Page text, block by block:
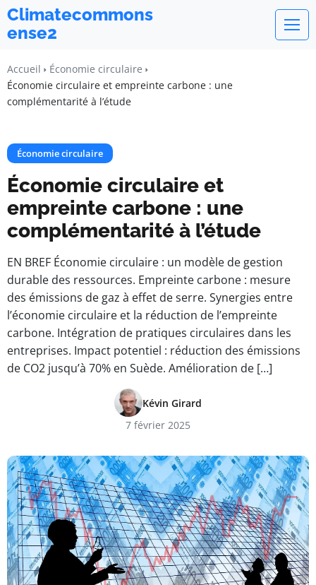
Climatecommons
ense2
Accueil
Économie circulaire
Économie circulaire et empreinte carbone : une
complémentarité à l’étude
Économie circulaire
Économie circulaire et
empreinte carbone : une
complémentarité à l’étude
EN BREF Économie circulaire : un modèle de gestion
durable des ressources. Empreinte carbone : mesure
des émissions de gaz à effet de serre. Synergies entre
l’économie circulaire et la réduction de l’empreinte
carbone. Intégration de pratiques circulaires dans les
entreprises. Impact potentiel : réduction des émissions
de CO2 jusqu’à 70% en Suède. Amélioration de […]
Kévin Girard
7 février 2025